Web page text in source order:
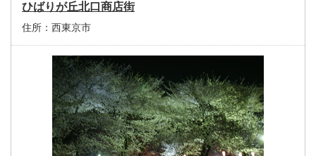
ひばりが丘北口商店街
住所： 西東京市